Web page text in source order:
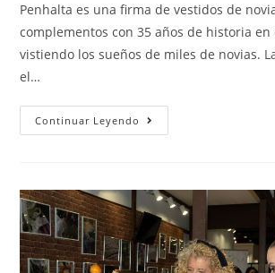
Penhalta es una firma de vestidos de
complementos con 35 años de historia en
vistiendo los sueños de miles de novias.
el…
Continuar Leyendo